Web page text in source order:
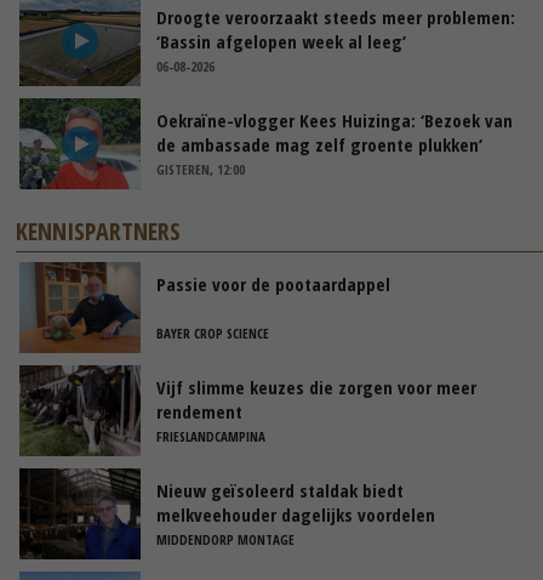
Droogte veroorzaakt steeds meer problemen:
‘Bassin afgelopen week al leeg’
06-08-2026
Oekraïne-vlogger Kees Huizinga: ‘Bezoek van
de ambassade mag zelf groente plukken’
GISTEREN, 12:00
KENNISPARTNERS
Passie voor de pootaardappel
BAYER CROP SCIENCE
Vijf slimme keuzes die zorgen voor meer
rendement
FRIESLANDCAMPINA
Nieuw geïsoleerd staldak biedt
melkveehouder dagelijks voordelen
MIDDENDORP MONTAGE